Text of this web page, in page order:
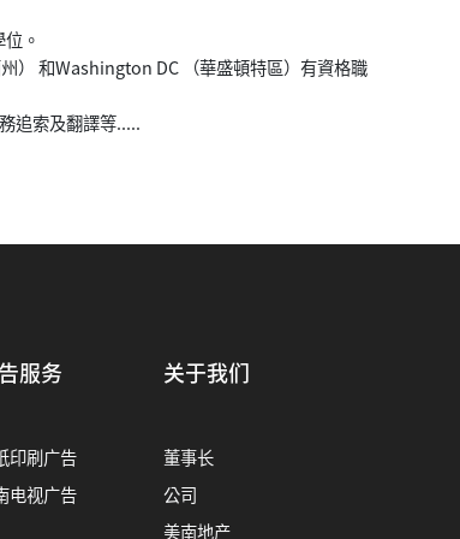
。
） 和Washington DC （華盛頓特區）有資格職
服务
印刷广告
电视广告
关于我们
董事长
公司
美南地产